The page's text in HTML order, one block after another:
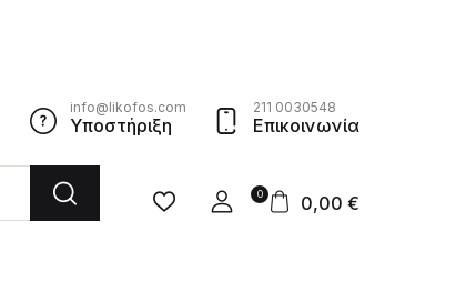
info@likofos.com
Υποστήριξη
211 0030548
Επικοινωνία
0 0,00 €